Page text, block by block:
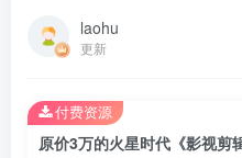
laohu
更新
付费资源